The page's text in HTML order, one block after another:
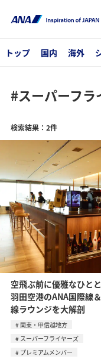
トップ 国内 海外
#スーパーフラ
検索結果：2件
空飛ぶ前に優雅なひとと
羽田空港のANA国際線
線ラウンジを大解剖
関東・甲信越地方
スーパーフライヤーズ
プレミアムメンバー